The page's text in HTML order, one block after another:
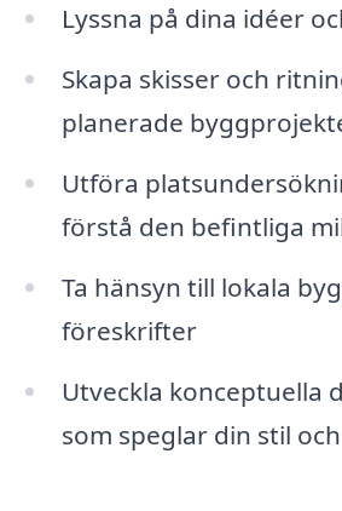
Lyssna på dina idéer
Skapa skisser och
planerade
Utföra
förstå den befintliga
Ta hänsyn till lokala
föreskrifter
Utveckla konceptuella
som speglar din stil